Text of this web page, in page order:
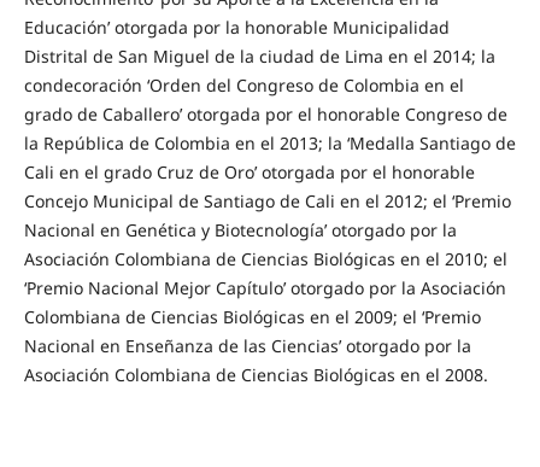
Educación’ otorgada por la honorable Municipalidad
Distrital de San Miguel de la ciudad de Lima en el 2014; la
condecoración ‘Orden del Congreso de Colombia en el
grado de Caballero’ otorgada por el honorable Congreso de
la República de Colombia en el 2013; la ‘Medalla Santiago de
Cali en el grado Cruz de Oro’ otorgada por el honorable
Concejo Municipal de Santiago de Cali en el 2012; el ‘Premio
Nacional en Genética y Biotecnología’ otorgado por la
Asociación Colombiana de Ciencias Biológicas en el 2010; el
‘Premio Nacional Mejor Capítulo’ otorgado por la Asociación
Colombiana de Ciencias Biológicas en el 2009; el ‘Premio
Nacional en Enseñanza de las Ciencias’ otorgado por la
Asociación Colombiana de Ciencias Biológicas en el 2008.